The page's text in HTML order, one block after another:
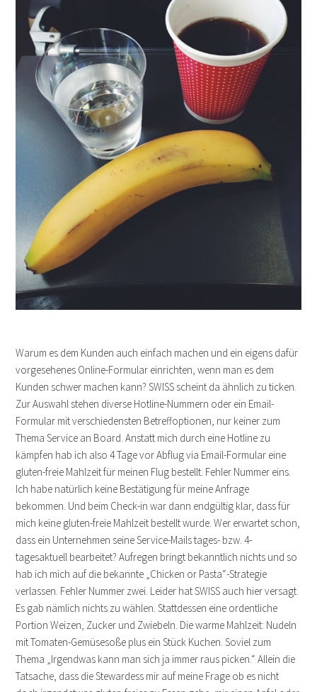
Warum es dem Kunden auch einfach machen und ein eigens dafür
vorgesehenes Online-Formular einrichten, wenn man es dem
Kunden schwer machen kann? SWISS scheint da ähnlich zu ticken.
Zur Auswahl stehen diverse Hotline-Nummern oder ein Email-
Formular mit verschiedensten Betreffoptionen, nur keiner zum
Thema Service an Board. Anstatt mich durch eine Hotline zu
kämpfen hab ich also 4 Tage vor Abflug via Email-Formular eine
gluten-freie Mahlzeit für meinen Flug bestellt. Fehler Nummer eins.
Ich habe natürlich keine Bestätigung für meine Anfrage
bekommen. Und beim Check-in war dann endgültig klar, dass für
mich keine gluten-freie Mahlzeit bestellt wurde. Wer erwartet schon,
dass ein Unternehmen seine Service-Mails tages- bzw. 4-
tagesaktuell bearbeitet? Aufregen bringt bekanntlich nichts und so
hab ich mich auf die bekannte „Chicken or Pasta“-Strategie
verlassen. Fehler Nummer zwei. Leider hat SWISS auch hier versagt.
Es gab nämlich nichts zu wählen. Stattdessen eine ordentliche
Portion Weizen, Zucker und Zwiebeln. Die warme Mahlzeit: Nudeln
mit Tomaten-Gemüsesoße plus ein Stück Kuchen. Soviel zum
Thema „Irgendwas kann man sich ja immer raus picken.“ Allein die
Tatsache, dass die Stewardess mir auf meine Frage ob es nicht